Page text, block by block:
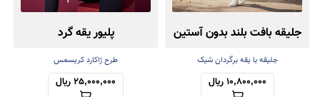
جلیقه بافت بلند بدون آستین
جلیقه با یقه برگردان شیک
10,800,000 ریال
پلیور یقه گرد
طرح ژاکارد کریسمس
25,000,000 ریال